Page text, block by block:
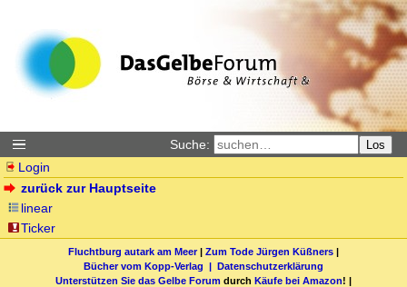
Suche: Los
Login
zurück zur Hauptseite
linear
Ticker
Fluchtburg autark am Meer| Zum Tode Jürgen Küßners |
Bücher vom Kopp-Verlag | Datenschutzerklärung
Unterstützen Sie das Gelbe Forum durch Käufe bei Amazon! |